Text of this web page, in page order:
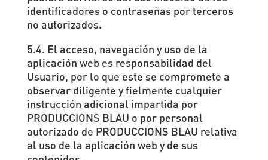
identificadores o contraseñas por terceros
no autorizados.
5.4. El acceso, navegación y uso de la
aplicación web es responsabilidad del
Usuario, por lo que este se compromete a
observar diligente y fielmente cualquier
instrucción adicional impartida por
PRODUCCIONS BLAU o por personal
autorizado de PRODUCCIONS BLAU relativa
al uso de la aplicación web y de sus